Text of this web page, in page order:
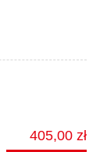
405,00 zł